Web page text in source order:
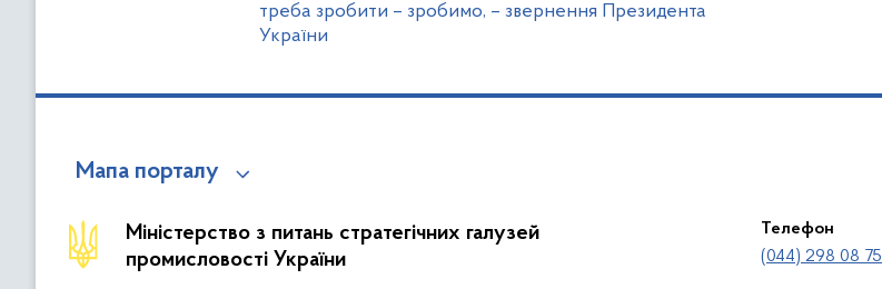
треба зробити – зробимо, – звернення Президента
України
Мапа порталу
Міністерство з питань стратегічних галузей
промисловості України
Телефон
(044) 298 08 75